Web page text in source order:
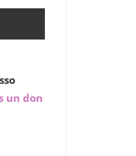
un don